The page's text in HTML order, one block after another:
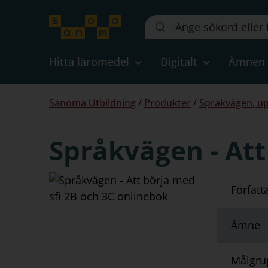
Sök
på
webbplatsen::
Hitta läromedel Digitalt Ämnen
Du
Sanoma Utbildning / Produkter / Språkvägen,
Språkvägen -
Ämne